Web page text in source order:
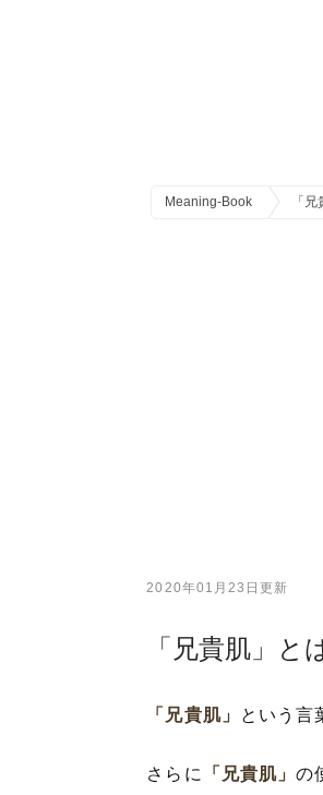
Meaning-Book 「
2020年01月23日更新
「兄貴肌」と
「兄貴肌」 という言
さらに 「兄貴肌」 の